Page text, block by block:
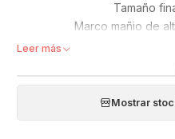
Tamaño
Marco mañio de
Leer más
Mostrar